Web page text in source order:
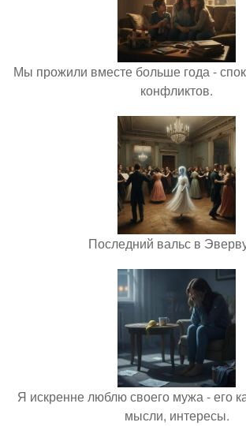
Мы прожили вместе больше года -
конфликтов.
Последний вальс в
Я искренне люблю своего мужа - его
мысли, интересы.